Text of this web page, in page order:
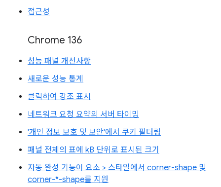
접근성
Chrome 136
성능 패널 개선사항
새로운 성능 통계
클릭하여 강조 표시
네트워크 요청 요약의 서버 타이밍
'개인 정보 보호 및 보안'에서 쿠키 필터링
패널 전체의 표에 kB 단위로 표시된 크기
자동 완성 기능이 요소 > 스타일에서 corner-shape 및
corner-*-shape를 지원